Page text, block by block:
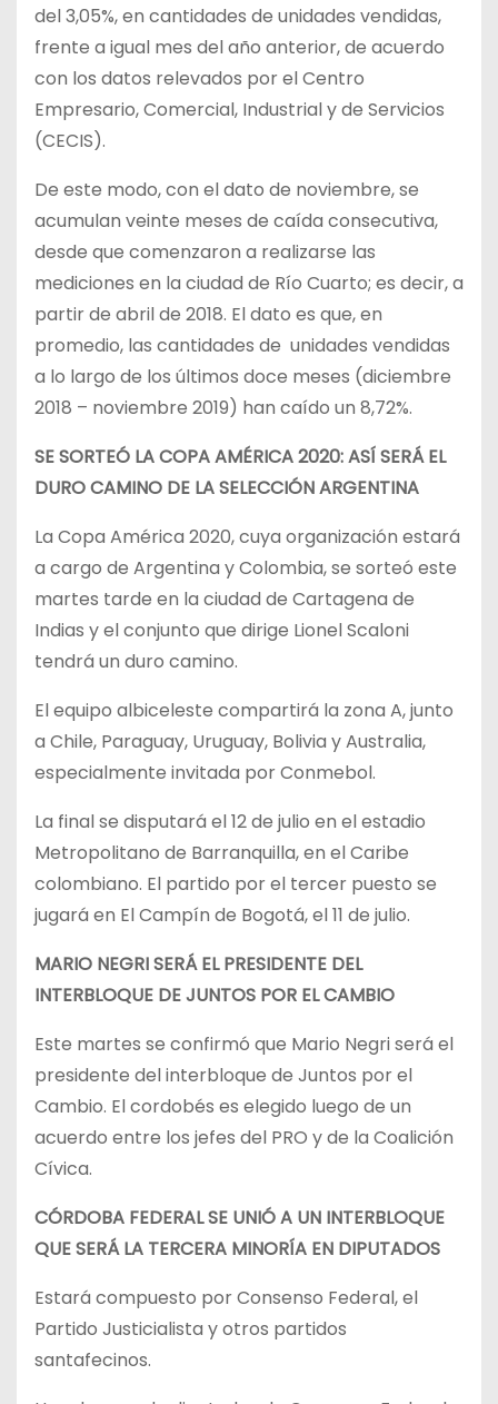
del 3,05%, en cantidades de unidades vendidas,
frente a igual mes del año anterior, de acuerdo
con los datos relevados por el Centro
Empresario, Comercial, Industrial y de Servicios
(CECIS).
De este modo, con el dato de noviembre, se
acumulan veinte meses de caída consecutiva,
desde que comenzaron a realizarse las
mediciones en la ciudad de Río Cuarto; es decir, a
partir de abril de 2018. El dato es que, en
promedio, las cantidades de unidades vendidas
a lo largo de los últimos doce meses (diciembre
2018 – noviembre 2019) han caído un 8,72%.
SE SORTEÓ LA COPA AMÉRICA 2020: ASÍ SERÁ EL
DURO CAMINO DE LA SELECCIÓN ARGENTINA
La Copa América 2020, cuya organización estará
a cargo de Argentina y Colombia, se sorteó este
martes tarde en la ciudad de Cartagena de
Indias y el conjunto que dirige Lionel Scaloni
tendrá un duro camino.
El equipo albiceleste compartirá la zona A, junto
a Chile, Paraguay, Uruguay, Bolivia y Australia,
especialmente invitada por Conmebol.
La final se disputará el 12 de julio en el estadio
Metropolitano de Barranquilla, en el Caribe
colombiano. El partido por el tercer puesto se
jugará en El Campín de Bogotá, el 11 de julio.​
MARIO NEGRI SERÁ EL PRESIDENTE DEL
INTERBLOQUE DE JUNTOS POR EL CAMBIO
Este martes se confirmó que Mario Negri será el
presidente del interbloque de Juntos por el
Cambio. El cordobés es elegido luego de un
acuerdo entre los jefes del PRO y de la Coalición
Cívica.
CÓRDOBA FEDERAL SE UNIÓ A UN INTERBLOQUE
QUE SERÁ LA TERCERA MINORÍA EN DIPUTADOS
Estará compuesto por Consenso Federal, el
Partido Justicialista y otros partidos
santafecinos.